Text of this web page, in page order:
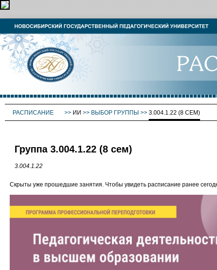
РАСПИСАНИЕ >> ИИ >> ВЫБОР ГРУППЫ >> 3.004.1.22 (8 СЕМ)
Группа 3.004.1.22 (8 сем)
3.004.1.22
Скрыты уже прошедшие занятия. Чтобы увидеть расписание ранее